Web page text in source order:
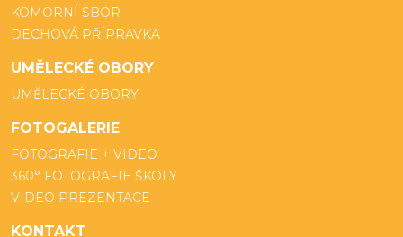
KOMORNÍ SBOR
DECHOVÁ PŘÍPRAVKA
UMĚLECKÉ OBORY
UMĚLECKÉ OBORY
FOTOGALERIE
FOTOGRAFIE + VIDEO
360° FOTOGRAFIE ŠKOLY
VIDEO PREZENTACE
KONTAKT